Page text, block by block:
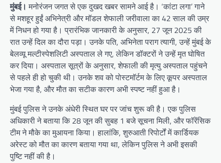
मुंबई। मनोरंजन जगत से एक दुखद खबर सामने आई है। ‘कांटा लगा’ गाने
से मशहूर हुईं अभिनेत्री और मॉडल शेफाली जरीवाला का 42 साल की उम्र
में निधन हो गया है। प्रारंभिक जानकारी के अनुसार, 27 जून 2025 की
रात उन्हें दिल का दौरा पड़ा। उनके पति, अभिनेता पराग त्यागी, उन्हें मुंबई के
बेलव्यू मल्टीस्पेशलिटी अस्पताल ले गए, लेकिन डॉक्टरों ने उन्हें मृत घोषित
कर दिया। अस्पताल सूत्रों के अनुसार, शेफाली की मृत्यु अस्पताल पहुंचने
से पहले ही हो चुकी थी। उनके शव को पोस्टमॉर्टम के लिए कूपर अस्पताल
भेजा गया है, और मौत का सटीक कारण अभी स्पष्ट नहीं हुआ है।
मुंबई पुलिस ने उनके अंधेरी स्थित घर पर जांच शुरू की है। एक पुलिस
अधिकारी ने बताया कि 28 जून की सुबह 1 बजे सूचना मिली, और फॉरेंसिक
टीम ने मौके का मुआयना किया। हालांकि, शुरुआती रिपोर्टों में कार्डियक
अरेस्ट को मौत का कारण बताया गया था, लेकिन पुलिस ने अभी इसकी
पुष्टि नहीं की है।